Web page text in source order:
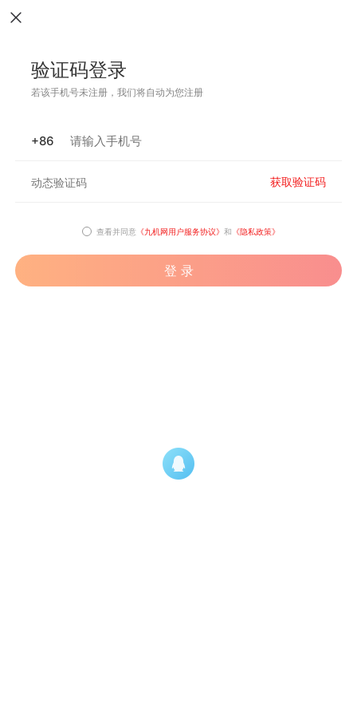
验证码登录
若该手机号未注册，我们将自动为您注册
+86
获取验证码
查看并同意 《九机网用户服务协议》 和 《隐私政策》
登 录